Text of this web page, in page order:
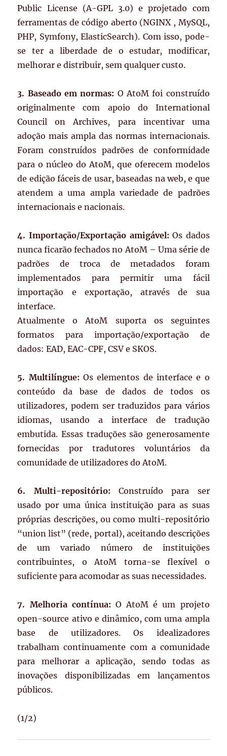
Public License (A-GPL 3.0) e projetado com
ferramentas de código aberto (NGINX , MySQL,
PHP, Symfony, ElasticSearch). Com isso, pode-
se ter a liberdade de o estudar, modificar,
melhorar e distribuir, sem qualquer custo.
3. Baseado em normas: O AtoM foi construído
originalmente com apoio do International
Council on Archives, para incentivar uma
adoção mais ampla das normas internacionais.
Foram construídos padrões de conformidade
para o núcleo do AtoM, que oferecem modelos
de edição fáceis de usar, baseadas na web, e que
atendem a uma ampla variedade de padrões
internacionais e nacionais.
4. Importação/Exportação amigável: Os dados
nunca ficarão fechados no AtoM – Uma série de
padrões de troca de metadados foram
implementados para permitir uma fácil
importação e exportação, através de sua
interface.
Atualmente o AtoM suporta os seguintes
formatos para importação/exportação de
dados: EAD, EAC-CPF, CSV e SKOS.
5. Multilíngue: Os elementos de interface e o
conteúdo da base de dados de todos os
utilizadores, podem ser traduzidos para vários
idiomas, usando a interface de tradução
embutida. Essas traduções são generosamente
fornecidas por tradutores voluntários da
comunidade de utilizadores do AtoM.
6. Multi-repositório: Construído para ser
usado por uma única instituição para as suas
próprias descrições, ou como multi-repositório
“union list” (rede, portal), aceitando descrições
de um variado número de instituições
contribuintes, o AtoM torna-se flexível o
suficiente para acomodar as suas necessidades.
7. Melhoria contínua: O AtoM é um projeto
open-source ativo e dinâmico, com uma ampla
base de utilizadores. Os idealizadores
trabalham continuamente com a comunidade
para melhorar a aplicação, sendo todas as
inovações disponibilizadas em lançamentos
públicos.
(1/2)